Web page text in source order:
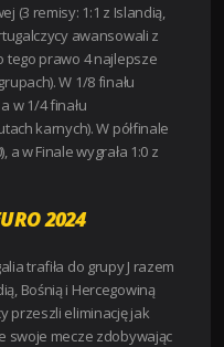
(3 remisy: 1:1 z Islandią,
awansowali z
tego prawo 4 najlepsze
W 1/8 finału
w 1/4 finału
karnych). W półfinale
a w Finale wygrała 1:0 z
2024
trafiła do grupy J razem
Bośnią i Hercegowiną
przeszli eliminację jak
swoje mecze zdobywając